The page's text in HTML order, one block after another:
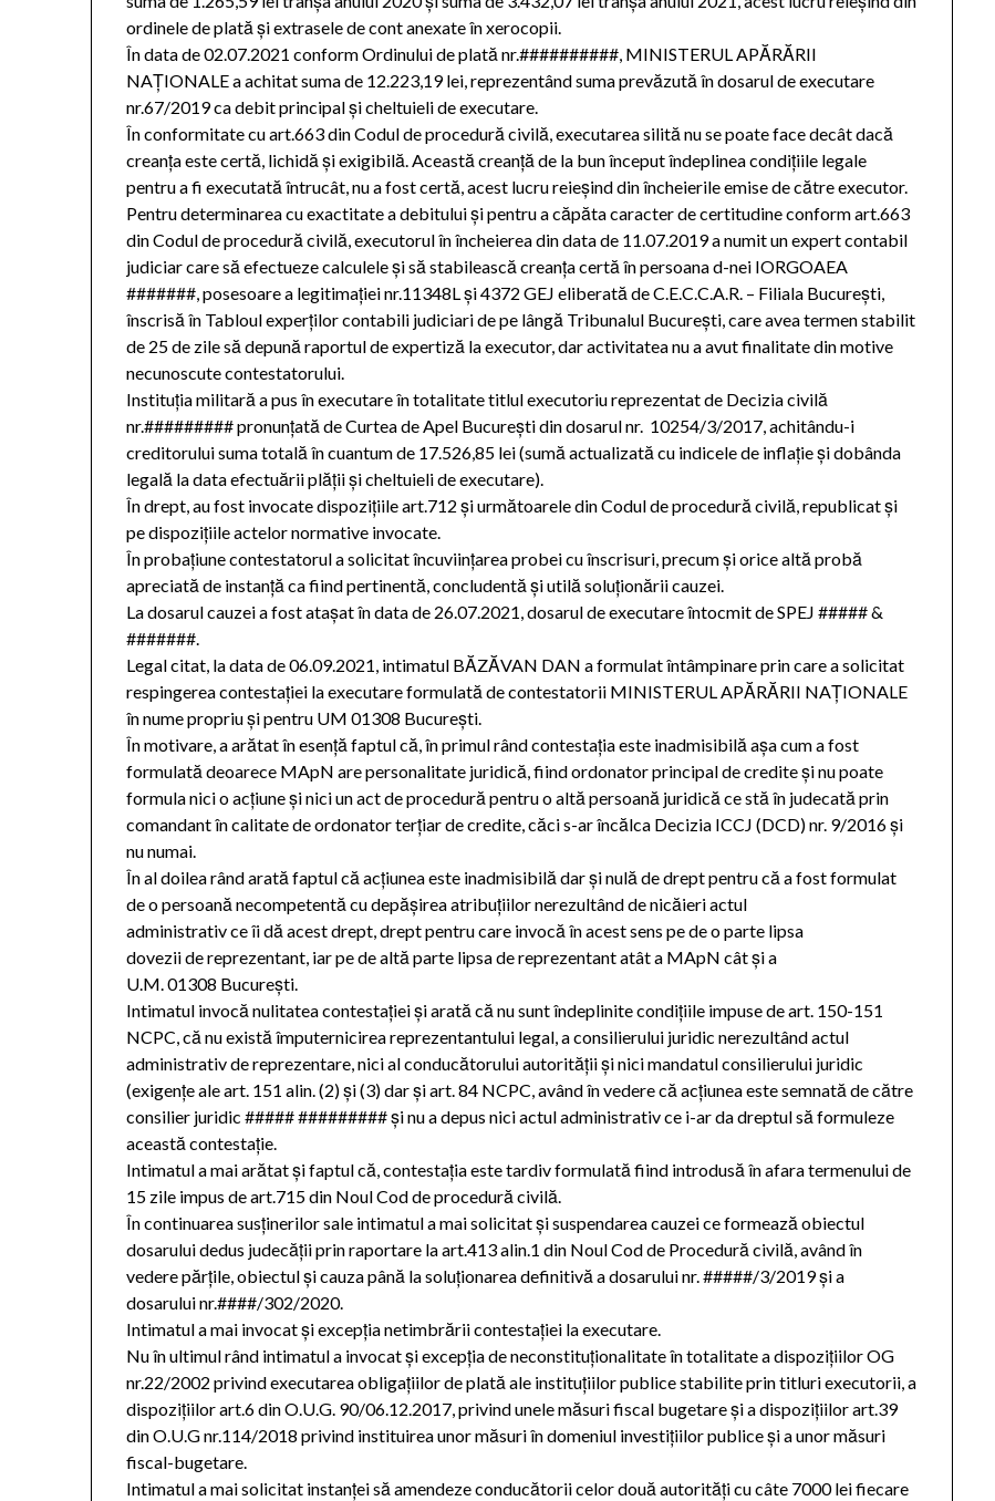
ordinele de plată şi extrasele de cont anexate în xerocopii.
În data de 02.07.2021 conform Ordinului de plată nr.##########, MINISTERUL APĂRĂRII
NAȚIONALE a achitat suma de 12.223,19 lei, reprezentând suma prevăzută în dosarul de executare
nr.67/2019 ca debit principal şi cheltuieli de executare.
În conformitate cu art.663 din Codul de procedură civilă, executarea silită nu se poate face decât dacă
creanţa este certă, lichidă şi exigibilă. Această creanţă de la bun început îndeplinea condiţiile legale
pentru a fi executată întrucât, nu a fost certă, acest lucru reieşind din încheierile emise de către executor.
Pentru determinarea cu exactitate a debitului şi pentru a căpăta caracter de certitudine conform art.663
din Codul de procedură civilă, executorul în încheierea din data de 11.07.2019 a numit un expert contabil
judiciar care să efectueze calculele şi să stabilească creanţa certă în persoana d-nei IORGOAEA
#######, posesoare a legitimaţiei nr.11348L şi 4372 GEJ eliberată de C.E.C.C.A.R. – Filiala Bucureşti,
înscrisă în Tabloul experţilor contabili judiciari de pe lângă Tribunalul Bucureşti, care avea termen stabilit
de 25 de zile să depună raportul de expertiză la executor, dar activitatea nu a avut finalitate din motive
necunoscute contestatorului.
Instituţia militară a pus în executare în totalitate titlul executoriu reprezentat de Decizia civilă
nr.######### pronunţată de Curtea de Apel Bucureşti din dosarul nr. 10254/3/2017, achitându-i
creditorului suma totală în cuantum de 17.526,85 lei (sumă actualizată cu indicele de inflaţie şi dobânda
legală la data efectuării plăţii şi cheltuieli de executare).
În drept, au fost invocate dispoziţiile art.712 şi următoarele din Codul de procedură civilă, republicat şi
pe dispoziţiile actelor normative invocate.
În probaţiune contestatorul a solicitat încuviinţarea probei cu înscrisuri, precum şi orice altă probă
apreciată de instanţă ca fiind pertinentă, concludentă şi utilă soluţionării cauzei.
La dosarul cauzei a fost ataşat în data de 26.07.2021, dosarul de executare întocmit de SPEJ ##### &
#######.
Legal citat, la data de 06.09.2021, intimatul BĂZĂVAN DAN a formulat întâmpinare prin care a solicitat
respingerea contestaţiei la executare formulată de contestatorii MINISTERUL APĂRĂRII NAȚIONALE
în nume propriu şi pentru UM 01308 Bucureşti.
În motivare, a arătat în esenţă faptul că, în primul rând contestaţia este inadmisibilă aşa cum a fost
formulată deoarece MApN are personalitate juridică, fiind ordonator principal de credite şi nu poate
formula nici o acţiune şi nici un act de procedură pentru o altă persoană juridică ce stă în judecată prin
comandant în calitate de ordonator terţiar de credite, căci s-ar încălca Decizia ICCJ (DCD) nr. 9/2016 şi
nu numai.
În al doilea rând arată faptul că acţiunea este inadmisibilă dar şi nulă de drept pentru că a fost formulat
de o persoană necompetentă cu depăşirea atribuţiilor nerezultând de nicăieri actul
administrativ ce îi dă acest drept, drept pentru care invocă în acest sens pe de o parte lipsa
dovezii de reprezentant, iar pe de altă parte lipsa de reprezentant atât a MApN cât şi a
U.M. 01308 Bucureşti.
Intimatul invocă nulitatea contestaţiei şi arată că nu sunt îndeplinite condiţiile impuse de art. 150-151
NCPC, că nu există împuternicirea reprezentantului legal, a consilierului juridic nerezultând actul
administrativ de reprezentare, nici al conducătorului autorităţii şi nici mandatul consilierului juridic
(exigenţe ale art. 151 alin. (2) şi (3) dar şi art. 84 NCPC, având în vedere că acţiunea este semnată de către
consilier juridic ##### ######### şi nu a depus nici actul administrativ ce i-ar da dreptul să formuleze
această contestaţie.
Intimatul a mai arătat şi faptul că, contestaţia este tardiv formulată fiind introdusă în afara termenului de
15 zile impus de art.715 din Noul Cod de procedură civilă.
În continuarea susţinerilor sale intimatul a mai solicitat şi suspendarea cauzei ce formează obiectul
dosarului dedus judecăţii prin raportare la art.413 alin.1 din Noul Cod de Procedură civilă, având în
vedere părţile, obiectul şi cauza până la soluţionarea definitivă a dosarului nr. #####/3/2019 şi a
dosarului nr.####/302/2020.
Intimatul a mai invocat şi excepţia netimbrării contestaţiei la executare.
Nu în ultimul rând intimatul a invocat şi excepţia de neconstituţionalitate în totalitate a dispoziţiilor OG
nr.22/2002 privind executarea obligaţiilor de plată ale instituţiilor publice stabilite prin titluri executorii, a
dispoziţiilor art.6 din O.U.G. 90/06.12.2017, privind unele măsuri fiscal bugetare şi a dispoziţiilor art.39
din O.U.G nr.114/2018 privind instituirea unor măsuri în domeniul investiţiilor publice şi a unor măsuri
fiscal-bugetare.
Intimatul a mai solicitat instanţei să amendeze conducătorii celor două autorităţi cu câte 7000 lei fiecare